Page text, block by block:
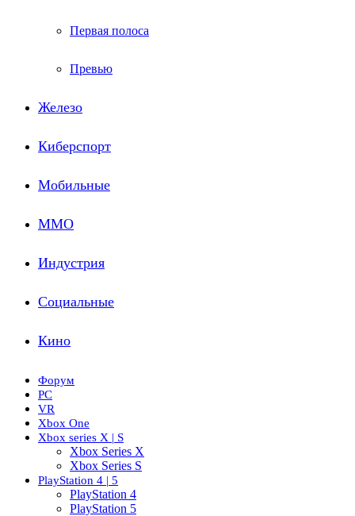
Первая полоса
Превью
Железо
Киберспорт
Мобильные
ММО
Индустрия
Социальные
Кино
Форум
PC
VR
Xbox One
Xbox series X | S
Xbox Series X
Xbox Series S
PlayStation 4 | 5
PlayStation 4
PlayStation 5